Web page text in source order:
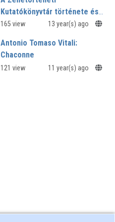
Kutatókönyvtár története és
gyűjteményei
165 view 13 year(s) ago
Antonio Tomaso Vitali:
Chaconne
121 view 11 year(s) ago